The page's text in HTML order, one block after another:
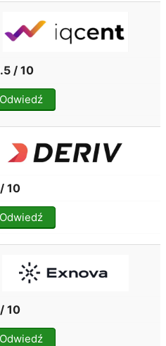
/ 10
Odwiedź
10
Odwiedź
10
Odwiedź